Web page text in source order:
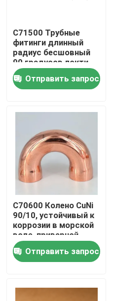
Дом
Товары
Тур по фабрике
Контроль качества
Сделать запрос
Медные штуцеры никеля
Медно-никелевый локоть
C71500 Трубные
фитинги длинный
радиус бесшовный
90 градусов локти
медь никель
Отправить запрос
C70600 Колено CuNi
90/10, устойчивый к
коррозии в морской
воде, приварной
встык, морской
фитинг
Отправить запрос